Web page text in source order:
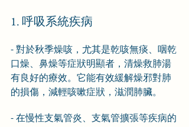
1. 呼吸系統疾病
- 對於秋季燥咳，尤其是乾咳無痰、咽乾
口燥、鼻燥等症狀明顯者，清燥救肺湯
有良好的療效。它能有效緩解燥邪對肺
的損傷，減輕咳嗽症狀，滋潤肺臟。
- 在慢性支氣管炎、支氣管擴張等疾病的